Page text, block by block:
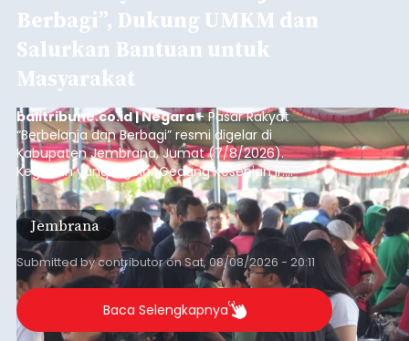
Berbagi”, Dukung UMKM dan
Salurkan Bantuan untuk
Masyarakat
balitribune.co.id | Negara- Pasar Rakyat
“Berbelanja dan Berbagi” resmi digelar di
Kabupaten Jembrana, Jumat (7/8/2026).
Kegiatan yang digelar Gedung Kesenian Ir.
Soekarno ini memadukan pemberdayaan
ekonomi masyarakat dengan aksi sosial tersebut
mendapat antusiasme tinggi dan mencatat nilai
transaksi mencapai Rp672.733.200.
Jembrana
Submitted bycontributoronSat, 08/08/2026 - 20:11
Baca Selengkapnya